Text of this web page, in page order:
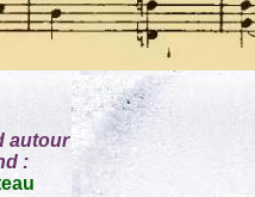
autour
: